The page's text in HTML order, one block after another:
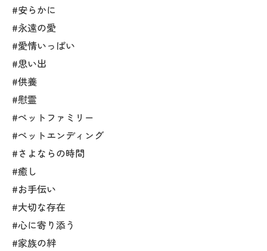
#安らかに
#永遠の愛
#愛情いっぱい
#思い出
#供養
#慰霊
#ペットファミリー
#ペットエンディング
#さよならの時間
#癒し
#お手伝い
#大切な存在
#心に寄り添う
#家族の絆